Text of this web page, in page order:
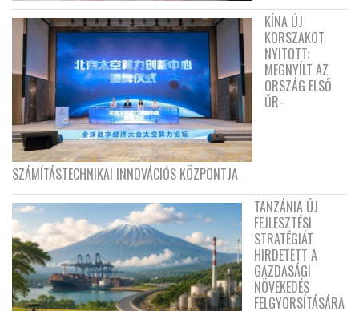
KÍNA ÚJ
KORSZAKOT
NYITOTT:
MEGNYÍLT AZ
ORSZÁG ELSŐ
ŰR-
SZÁMÍTÁSTECHNIKAI INNOVÁCIÓS KÖZPONTJA
TANZÁNIA ÚJ
FEJLESZTÉSI
STRATÉGIÁT
HIRDETETT A
GAZDASÁGI
NÖVEKEDÉS
FELGYORSÍTÁSÁRA